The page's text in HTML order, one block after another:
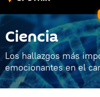
Ciencia
Los hallazgos más
emocionantes en el